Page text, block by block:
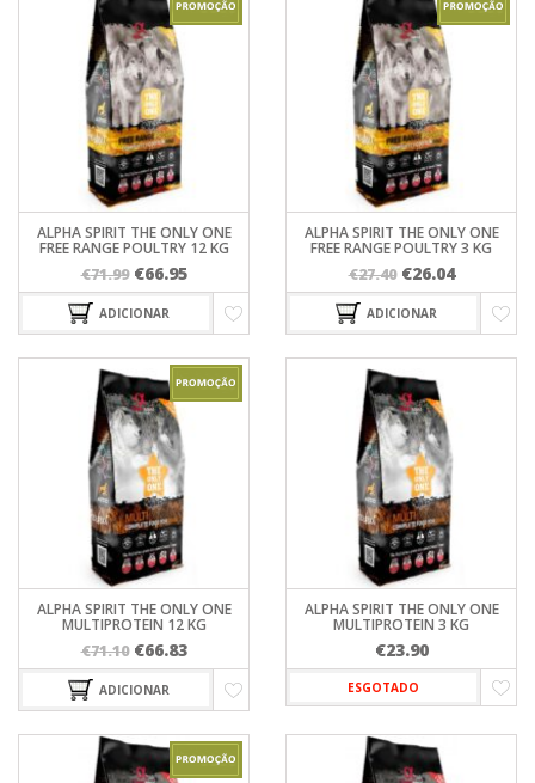
ALPHA SPIRIT THE ONLY ONE
FREE RANGE POULTRY 12 KG
€71.99 O
preço
original
€71.99.
€66.95O
preço
atual
€66.95.
ADICIONAR
ALPHA SPIRIT THE ONLY ONE
FREE RANGE POULTRY 3 KG
€27.40 O
preço
original
€26.04O
preço
atual
ADICIONAR
ALPHA SPIRIT THE ONLY ONE
MULTIPROTEIN 12 KG
€71.10 O
preço
original
€71.10.
€66.83O
preço
atual
€66.83.
ADICIONAR
ALPHA SPIRIT THE ONLY ONE
MULTIPROTEIN 3 KG
€23.90
ESGOTADO